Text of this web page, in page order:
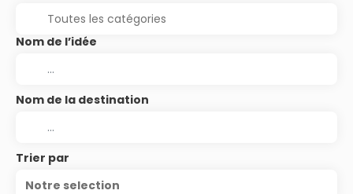
Nom de l’idée
Nom de la destination
Trier par
Notre selection